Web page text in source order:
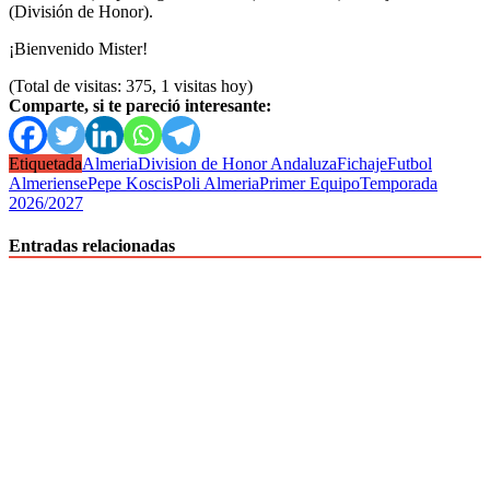
(División de Honor).
¡Bienvenido Mister!
(Total de visitas: 375, 1 visitas hoy)
Comparte, si te pareció interesante:
EtiquetadaAlmeriaDivision de Honor AndaluzaFichajeFutbol
AlmeriensePepe KoscisPoli AlmeriaPrimer EquipoTemporada
2026/2027
Entradas relacionadas